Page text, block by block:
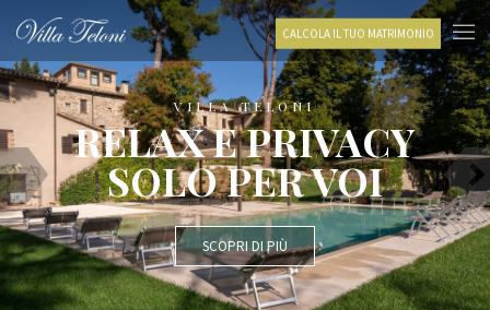
CALCOLA IL TUO MATRIMONIO
VILLA TELONI
RELAX E PRIVACY
SOLO PER VOI
SCOPRI DI PIÙ